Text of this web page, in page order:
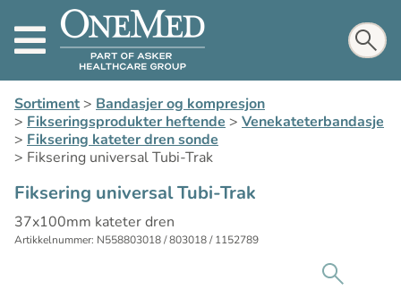
Sortiment> Bandasjer og kompresjon
> Fikseringsprodukter heftende > Venekateterbandasje
> Fiksering kateter dren sonde
> Fiksering universal Tubi-Trak
Fiksering universal Tubi-Trak
37x100mm kateter dren
Artikkelnummer: N558803018 / 803018 / 1152789